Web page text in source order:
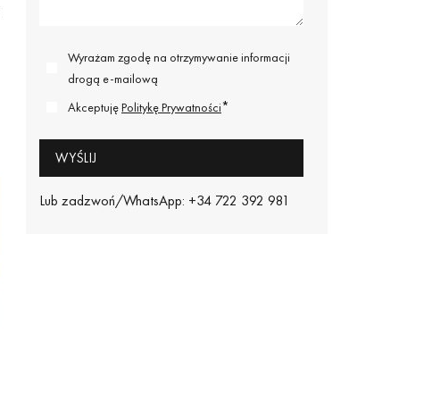
Wyrażam zgodę na otrzymywanie informacji
drogą e-mailową
AkceptujęPolitykę Prywatności*
Lub zadzwoń/WhatsApp: +34 722 392 981